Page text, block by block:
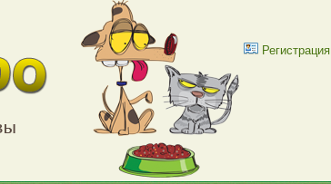
Регистрация